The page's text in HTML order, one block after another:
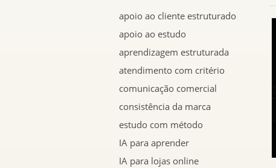
apoio ao cliente estruturado
apoio ao estudo
aprendizagem estruturada
atendimento com critério
comunicação comercial
consistência da marca
estudo com método
IA para aprender
IA para lojas online